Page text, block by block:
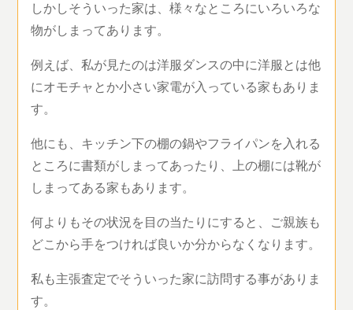
しかしそういった家は、様々なところにいろいろな
物がしまってあります。
例えば、私が見たのは洋服ダンスの中に洋服とは他
にオモチャとか小さい家電が入っている家もありま
す。
他にも、キッチン下の棚の鍋やフライパンを入れる
ところに書類がしまってあったり、上の棚には靴が
しまってある家もあります。
何よりもその状況を目の当たりにすると、ご親族も
どこから手をつければ良いか分からなくなります。
私も主張査定でそういった家に訪問する事がありま
す。